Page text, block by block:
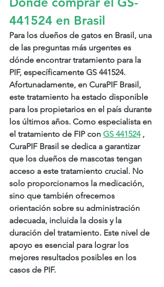
441524 en Brasil
Para los dueños de gatos en Brasil, una
de las preguntas más urgentes es
dónde encontrar tratamiento para la
PIF, específicamente GS 441524.
Afortunadamente, en CuraPIF Brasil,
este tratamiento ha estado disponible
para los propietarios en el país durante
los últimos años. Como especialista en
el tratamiento de FIP con GS 441524 ,
CuraPIF Brasil se dedica a garantizar
que los dueños de mascotas tengan
acceso a este tratamiento crucial. No
solo proporcionamos la medicación,
sino que también ofrecemos
orientación sobre su administración
adecuada, incluida la dosis y la
duración del tratamiento. Este nivel de
apoyo es esencial para lograr los
mejores resultados posibles en los
casos de PIF.